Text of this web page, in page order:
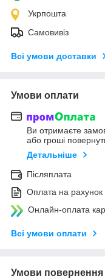
Укрпошта
Самовивіз
Всі умови доставки
Умови оплати
Ви отримаєте
або гроші
Детальніше
Післяплата
Оплата на рахунок
Онлайн-оплата
Всі умови оплати
Умови повернення